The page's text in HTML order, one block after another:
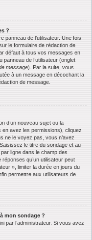
?
panneau de l’utilisateur. Une fois
le formulaire de rédaction de
défaut à tous vos messages en
panneau de l’utilisateur (onglet
message). Par la suite, vous
à un message en décochant la
de message.
d’un nouveau sujet ou la
en avez les permissions), cliquez
ne le voyez pas, vous n’avez
le titre du sondage et au
ligne dans le champ des
qu’un utilisateur peut
», limiter la durée en jours du
permettre aux utilisateurs de
mon sondage ?
par l’administrateur. Si vous avez